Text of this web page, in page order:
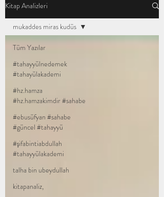
Kitap Analizleri
Tüm Yazılar
#tahayyülnedemek
#tahayülakademi
#hz.hamza
#hz.hamzakimdir #sahabe
#ebusüfyan #sahabe
#güncel #tahayyü
#şifabintiabdullah
#tahayyülakademi
talha bin ubeydullah
kitapanaliz,
mukaddes miras kudüs